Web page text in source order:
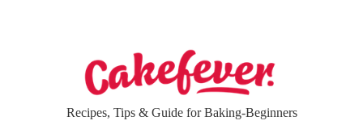
Recipes, Tips & Guide for Baking-Beginners